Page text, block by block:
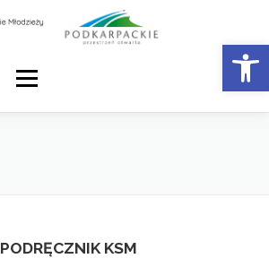
Menu
PODRĘCZNIK KSM